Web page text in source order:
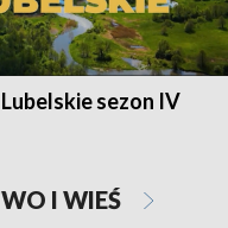
sezon IV
I WIEŚ